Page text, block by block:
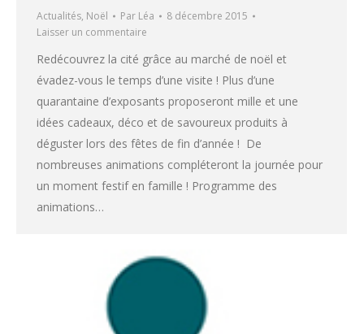
Actualités, Noël Par Léa
8 décembre 2015
Laisser un commentaire
Redécouvrez la cité grâce au marché de noël et
évadez-vous le temps d’une visite ! Plus d’une
quarantaine d’exposants proposeront mille et une
idées cadeaux, déco et de savoureux produits à
déguster lors des fêtes de fin d’année ! De
nombreuses animations compléteront la journée pour
un moment festif en famille ! Programme des
animations…